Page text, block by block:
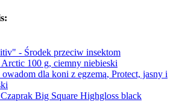
- Środek przeciw insektom
100 g, ciemny niebieski
dla koni z egzemą, Protect, jasny i
Big Square Highgloss black